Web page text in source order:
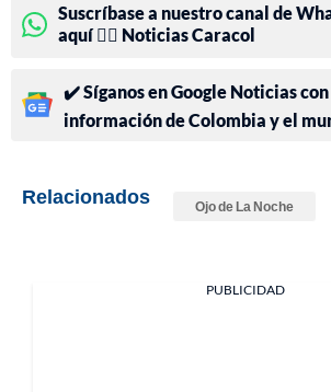
Suscríbase a nuestro canal de
aquí 👉🏻 Noticias Caracol
✔️ Síganos en Google Noticias
información de Colombia y el
Relacionados Ojo de La Noche
PUBLICIDAD